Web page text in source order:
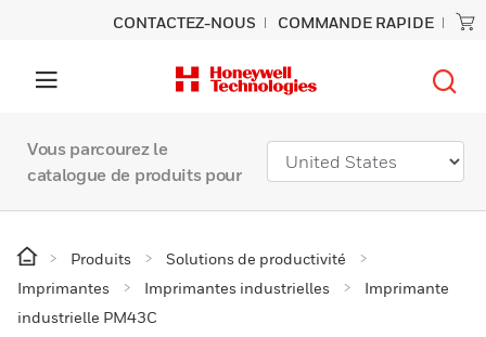
CONTACTEZ-NOUS COMMANDE RAPIDE
Vous parcourez le
catalogue de produits pour
Produits
Solutions de productivité
Imprimantes
Imprimantes industrielles
Imprimante
industrielle PM43C